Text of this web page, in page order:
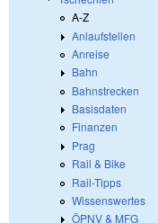
A-Z
Anlaufstellen
Anreise
Bahn
Bahnstrecken
Basisdaten
Finanzen
Prag
Rail & Bike
Rail-Tipps
Wissenswertes
ÖPNV & MFG